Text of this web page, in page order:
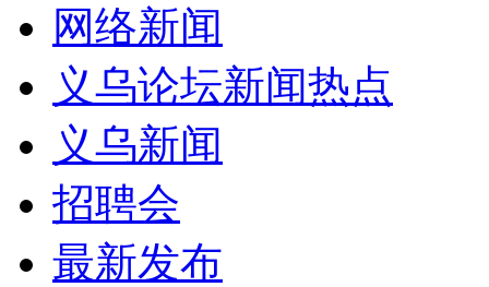
网络新闻
义乌论坛新闻热点
义乌新闻
招聘会
最新发布